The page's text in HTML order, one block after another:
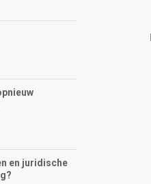
en juridische